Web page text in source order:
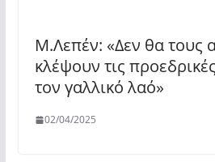
Μ.Λεπέν: «Δεν θα τους
κλέψουν τις
τον γαλλικό λαό»
02/04/2025